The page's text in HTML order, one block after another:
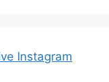
Instagram